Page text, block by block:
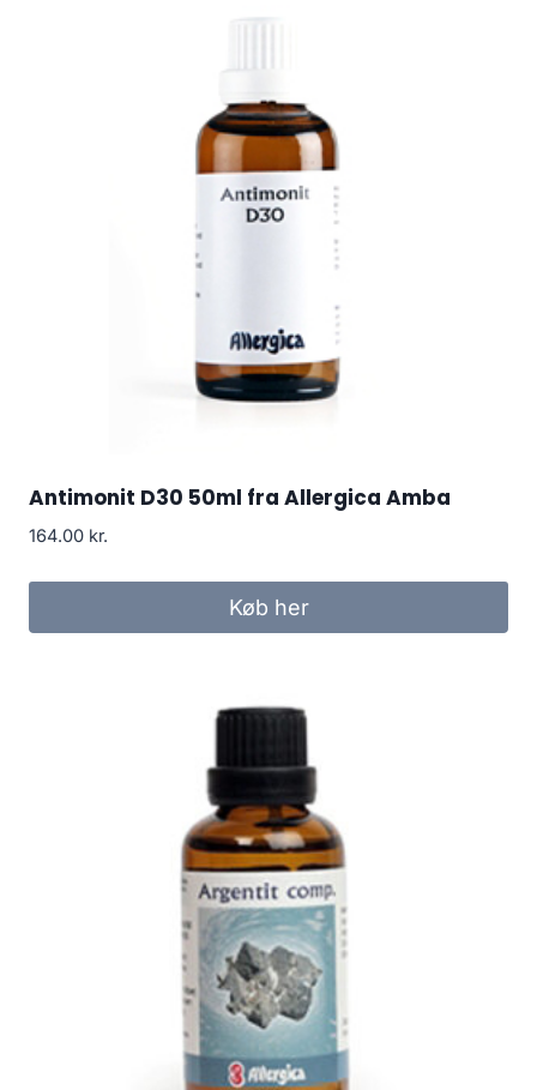
Antimonit D30 50ml fra Allergica Amba
164.00 kr.
Køb her